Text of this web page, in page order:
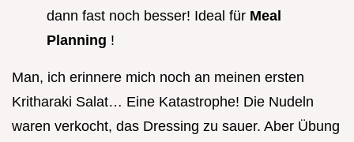
dann fast noch besser! Ideal für Meal
Planning !
Man, ich erinnere mich noch an meinen ersten
Kritharaki Salat… Eine Katastrophe! Die Nudeln
waren verkocht, das Dressing zu sauer. Aber Übung